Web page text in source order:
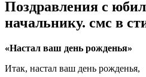
Поздравления с
начальнику. смс в
«Настал ваш день рожденья»
Итак, настал ваш день рожденья,